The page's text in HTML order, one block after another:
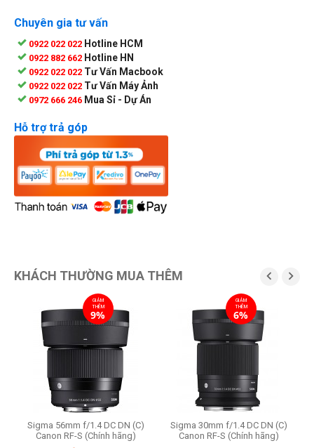
Chuyên gia tư vấn
0922 022 022 Hotline HCM
0922 882 662 Hotline HN
0922 022 022 Tư Vấn Macbook
0922 022 022 Tư Vấn Máy Ảnh
0972 666 246 Mua Sỉ - Dự Án
Hỗ trợ trả góp
KHÁCH THƯỜNG MUA THÊM  
GIẢM
THÊM
9%
Sigma 56mm f/1.4 DC DN (C)
Canon RF-S (Chính hãng)
GIẢM
THÊM
6%
Sigma 30mm f/1.4 DC DN (C)
Canon RF-S (Chính hãng)